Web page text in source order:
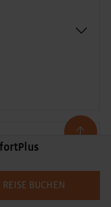
REISE BUCHEN